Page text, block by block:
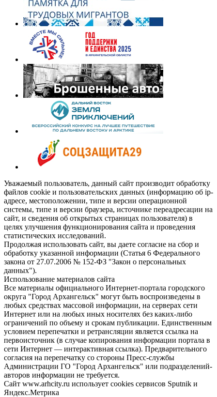
Уважаемый пользователь, данный сайт производит обработку
файлов cookie и пользовательских данных (информацию об ip-
адресе, местоположении, типе и версии операционной
системы, типе и версии браузера, источнике переадресации на
сайт, и сведения об открытых страницах пользователя) в
целях улучшения функционирования сайта и проведения
статистических исследований.
Продолжая использовать сайт, вы даете согласие на сбор и
обработку указанной информации (Статья 6 Федерального
закона от 27.07.2006 № 152-ФЗ "Закон о персональных
данных").
Использование материалов сайта
Все материалы официального Интернет-портала городского
округа "Город Архангельск" могут быть воспроизведены в
любых средствах массовой информации, на серверах сети
Интернет или на любых иных носителях без каких-либо
ограничений по объему и срокам публикации. Единственным
условием перепечатки и ретрансляции является ссылка на
первоисточник (в случае копирования информации портала в
сети Интернет — интерактивная ссылка). Предварительного
согласия на перепечатку со стороны Пресс-службы
Администрации ГО "Город Архангельск" или подразделений-
авторов информации не требуется.
Сайт www.arhcity.ru использует cookies сервисов Sputnik и
Яндекс.Метрика